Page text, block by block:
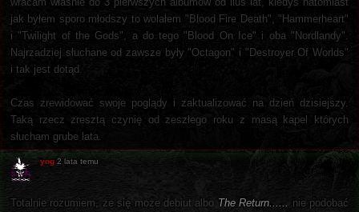
jak byłem sporo młodszy to wolałem "Blood Fire Death", "Hammerheart"
i "Twilight of the Gods", a do tego "Blood On Ice" i oba "Nordlandy".
Najrzadziej słuchane od zawsze były "Octagon" i "Destroyer Of Worlds"
i tak jest dotąd.
Czas zrewidować swoje poglądy i zaktualizować na dzień dzisiejszy.
Taką rzecz zresztą czynię od zeszłego roku z masą kapel których
słucham grube lata.
yog 2 lata temu
Totalnie rozumiem, że się może debiut albo The Return......
nie podobać